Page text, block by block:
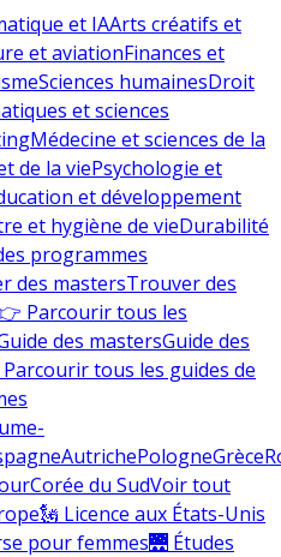
et IAArts créatifs et
et aviationFinances et
Sciences humainesDroit
et sciences
Médecine et sciences de la
de la viePsychologie et
et développement
et hygiène de vieDurabilité
programmes
des mastersTrouver des
Parcourir tous les
des mastersGuide des
tous les guides de
AutrichePologneGrèce
Corée du SudVoir tout
🗽 Licence aux États-Unis
pour femmes🌉 Études